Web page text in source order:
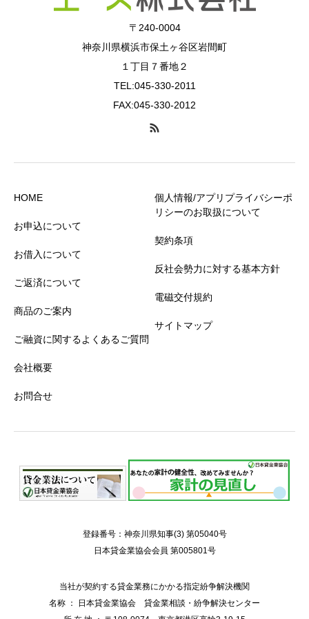
〒240-0004
神奈川県横浜市保土ヶ谷区岩間町
１丁目７番地２
TEL:045-330-2011
FAX:045-330-2012
HOME
お申込について
お借入について
ご返済について
商品のご案内
ご融資に関するよくあるご質問
会社概要
お問合せ
個人情報/アプリプライバシーポ
リシーのお取扱について
契約条項
反社会勢力に対する基本方針
電磁交付規約
サイトマップ
登録番号：神奈川県知事(3) 第05040号
日本貸金業協会会員 第005801号
当社が契約する貸金業務にかかる指定紛争解決機関
名称 ： 日本貸金業協会 貸金業相談・紛争解決センター